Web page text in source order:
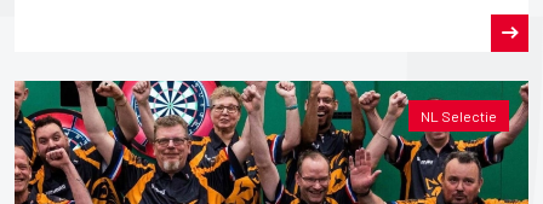
NL Selectie